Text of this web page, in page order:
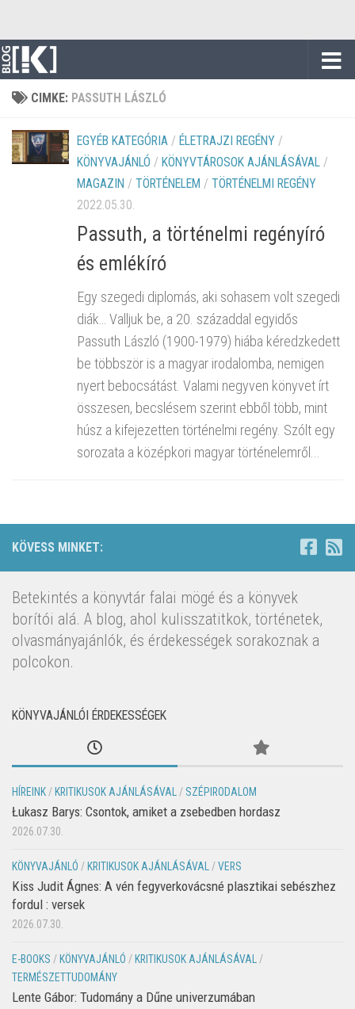
CIMKE: PASSUTH LÁSZLÓ
EGYÉB KATEGÓRIA / ÉLETRAJZI REGÉNY /
KÖNYVAJÁNLÓ / KÖNYVTÁROSOK AJÁNLÁSÁVAL /
MAGAZIN / TÖRTÉNELEM / TÖRTÉNELMI REGÉNY
2022.05.30.
Passuth, a történelmi regényíró
és emlékíró
Egy szegedi diplomás, aki sohasem volt szegedi
diák… Valljuk be, a 20. századdal egyidős
Passuth László (1900-1979) hiába kéredzkedett
be többször is a magyar irodalomba, nemigen
nyert bebocsátást. Valami negyven könyvet írt
összesen, becslésem szerint ebből több, mint
húsz a kifejezetten történelmi regény. Szólt egy
sorozata a középkori magyar történelemről...
KÖVESS MINKET:
Betekintés a könyvtár falai mögé és a könyvek
borítói alá. A blog, ahol kulisszatitkok, történetek,
olvasmányajánlók, és érdekességek sorakoznak a
polcokon.
KÖNYVAJÁNLÓI ÉRDEKESSÉGEK
HÍREINK / KRITIKUSOK AJÁNLÁSÁVAL / SZÉPIRODALOM
Łukasz Barys: Csontok, amiket a zsebedben hordasz
2026.07.30.
KÖNYVAJÁNLÓ / KRITIKUSOK AJÁNLÁSÁVAL /VERS
Kiss Judit Ágnes: A vén fegyverkovácsné plasztikai sebészhez
fordul : versek
2026.07.30.
E-BOOKS / KÖNYVAJÁNLÓ / KRITIKUSOK AJÁNLÁSÁVAL
/
TERMÉSZETTUDOMÁNY
Lente Gábor: Tudomány a Dűne univerzumában